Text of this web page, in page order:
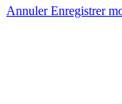
AnnulerEnregistrer